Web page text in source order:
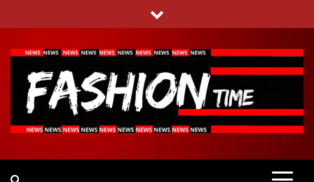
to
content